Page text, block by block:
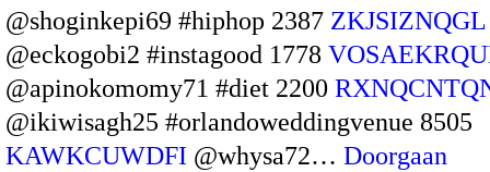
@shoginkepi69 #hiphop 2387 ZKJSIZNQGL
@eckogobi2 #instagood 1778
@apinokomomy71 #diet 2200
@ikiwisagh25 #orlandoweddingvenue 8505
KAWKCUWDFI @whysa72… Doorgaan